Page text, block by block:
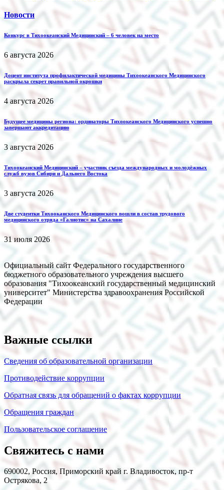
Новости
Конкурс в Тихоокеанский Медицинский – 6 человек на место
6 августа 2026
Доцент института профилактической медицины Тихоокеанского Медицинского
раскрыла секрет правильной окрошки
4 августа 2026
Будущее медицины региона: ординаторы Тихоокеанского Медицинского успешно
завершают аккредитацию
3 августа 2026
Тихоокеанский Медицинский – участник съезда международных и молодёжных
служб вузов Сибири и Дальнего Востока
3 августа 2026
Две студентки Тихооканского Медицинского вошли в состав трудового
медицинского отряда «Галиотис» на Сахалине
31 июля 2026
Официальный сайт Федерального государственного
бюджетного образовательного учреждения высшего
образования "Тихоокеанский государственный медицинский
университет" Министерства здравоохранения Российской
Федерации
Важные ссылки
Сведения об образовательной организации
Противодействие коррупции
Обратная связь для обращений о фактах коррупции
Обращения граждан
Пользовательское соглашение
Свяжитесь с нами
690002, Россия, Приморский край г. Владивосток, пр-т
Острякова, 2